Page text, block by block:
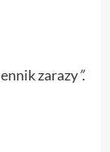
zarazy”.